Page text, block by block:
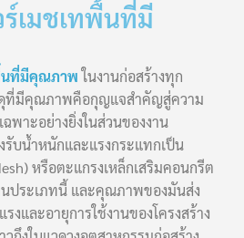
เมชเทพื้นที่มี
นที่มีคุณภาพในงานก่อสร้างทุก
ดุที่มีคุณภาพคือกุญแจสำคัญสู่ความ
ฉพาะอย่างยิ่งในส่วนของงาน
รับน้ำหนักและแรงกระแทกเป็น
หรือตะแกรงเหล็กเสริมคอนกรีต
นประเภทนี้ และคุณภาพของมันส่ง
งและอายุการใช้งานของโครงสร้าง